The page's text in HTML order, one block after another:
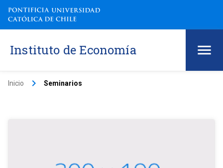
Instituto de Economía
Inicio keyboard_arrow_right Seminarios